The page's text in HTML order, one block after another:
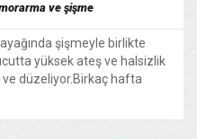
ve şişme
şişmeyle birlikte
yüksek ateş ve halsizlik
düzeliyor.Birkaç hafta